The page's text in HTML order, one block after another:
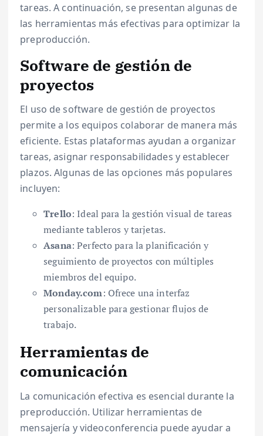
tareas. A continuación, se presentan algunas de
las herramientas más efectivas para optimizar la
preproducción.
Software de gestión de
proyectos
El uso de software de gestión de proyectos
permite a los equipos colaborar de manera más
eficiente. Estas plataformas ayudan a organizar
tareas, asignar responsabilidades y establecer
plazos. Algunas de las opciones más populares
incluyen:
Trello: Ideal para la gestión visual de tareas
mediante tableros y tarjetas.
Asana: Perfecto para la planificación y
seguimiento de proyectos con múltiples
miembros del equipo.
Monday.com: Ofrece una interfaz
personalizable para gestionar flujos de
trabajo.
Herramientas de
comunicación
La comunicación efectiva es esencial durante la
preproducción. Utilizar herramientas de
mensajería y videoconferencia puede ayudar a